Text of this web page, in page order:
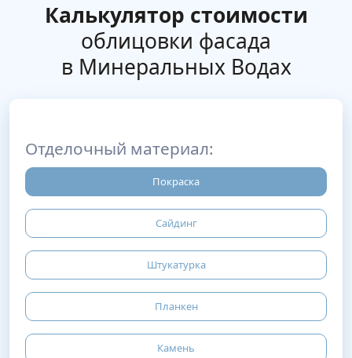
Калькулятор стоимости
облицовки фасада
в Минеральных Водах
Отделочный материал:
Покраска
Сайдинг
Штукатурка
Планкен
Камень